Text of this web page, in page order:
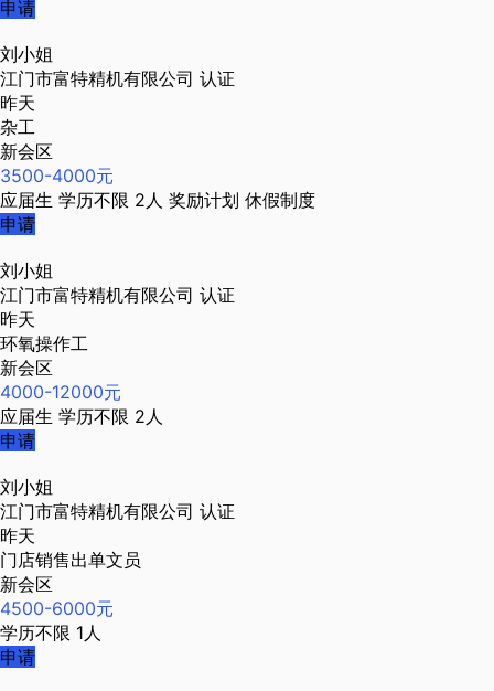
申请
刘小姐
江门市富特精机有限公司 认证
昨天
杂工
新会区
3500-4000元
应届生 学历不限 2人 奖励计划 休假制度
申请
刘小姐
江门市富特精机有限公司 认证
昨天
环氧操作工
新会区
4000-12000元
应届生 学历不限 2人
申请
刘小姐
江门市富特精机有限公司 认证
昨天
门店销售出单文员
新会区
4500-6000元
学历不限 1人
申请